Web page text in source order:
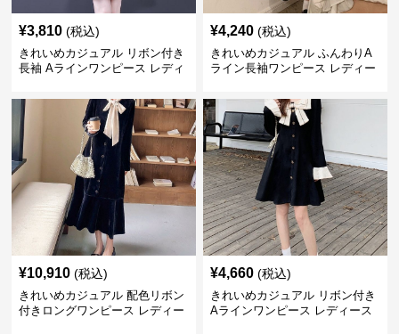
¥3,810 (税込)
きれいめカジュアル リボン付き
長袖 Aラインワンピース レディ
り替え 膝上丈 細見え フェミニ
ン おしゃれ
¥4,240 (税込)
きれいめカジュアル ふんわりA
ライン長袖ワンピース レディー
ト フェミニン 上品 おしゃれ
¥10,910 (税込)
きれいめカジュアル 配色リボン
付きロングワンピース レディー
¥4,660 (税込)
きれいめカジュアル リボン付き
Aラインワンピース レディース